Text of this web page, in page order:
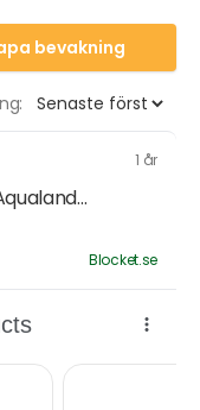
bevakning
1 år
Blocket.se